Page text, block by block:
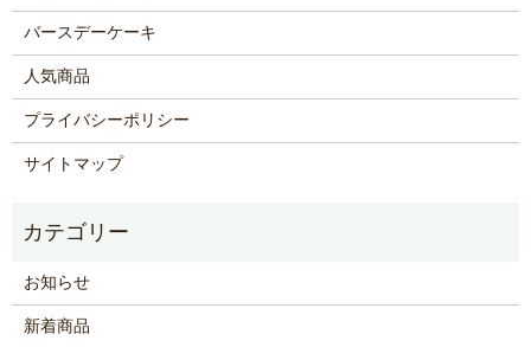
バースデーケーキ
人気商品
プライバシーポリシー
サイトマップ
お知らせ
新着商品